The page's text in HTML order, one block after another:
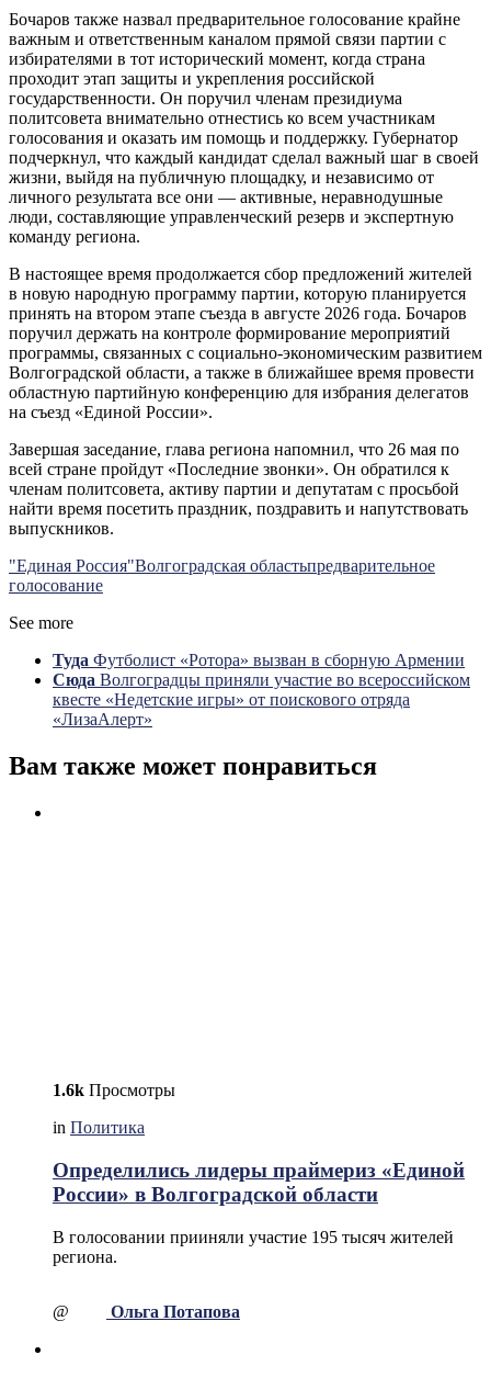
Бочаров также назвал предварительное голосование крайне
важным и ответственным каналом прямой связи партии с
избирателями в тот исторический момент, когда страна
проходит этап защиты и укрепления российской
государственности. Он поручил членам президиума
политсовета внимательно отнестись ко всем участникам
голосования и оказать им помощь и поддержку. Губернатор
подчеркнул, что каждый кандидат сделал важный шаг в своей
жизни, выйдя на публичную площадку, и независимо от
личного результата все они — активные, неравнодушные
люди, составляющие управленческий резерв и экспертную
команду региона.
В настоящее время продолжается сбор предложений жителей
в новую народную программу партии, которую планируется
принять на втором этапе съезда в августе 2026 года. Бочаров
поручил держать на контроле формирование мероприятий
программы, связанных с социально-экономическим развитием
Волгоградской области, а также в ближайшее время провести
областную партийную конференцию для избрания делегатов
на съезд «Единой России».
Завершая заседание, глава региона напомнил, что 26 мая по
всей стране пройдут «Последние звонки». Он обратился к
членам политсовета, активу партии и депутатам с просьбой
найти время посетить праздник, поздравить и напутствовать
выпускников.
"Единая Россия"Волгоградская областьпредварительное
голосование
See more
Туда Футболист «Ротора» вызван в сборную Армении
Сюда Волгоградцы приняли участие во всероссийском
квесте «Недетские игры» от поискового отряда
«ЛизаАлерт»
Вам также может понравиться
1.6k Просмотры
in Политика
Определились лидеры праймериз «Единой
России» в Волгоградской области
В голосовании прииняли участие 195 тысяч жителей
региона.
@ Ольга Потапова